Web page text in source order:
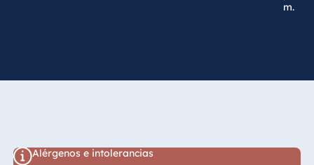
m.
Alérgenos e intolerancias